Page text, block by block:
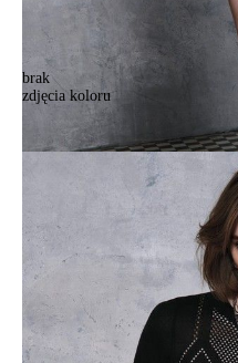
brak
zdjęcia koloru
Джемпер женский CE
Джемпер женский CE
308,90 zł
BRAK
ZDJĘCIA
Rozmiary:
Tabela rozmiarów
170-84/XS
Ilość:
+